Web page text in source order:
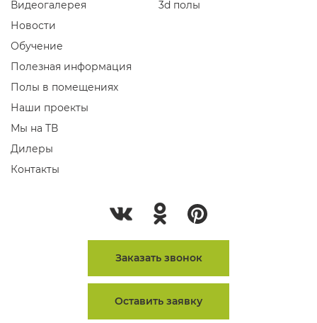
Видеогалерея
Новости
Обучение
Полезная информация
Полы в помещениях
Наши проекты
Мы на ТВ
Дилеры
Контакты
3d полы
Заказать звонок
Оставить заявку